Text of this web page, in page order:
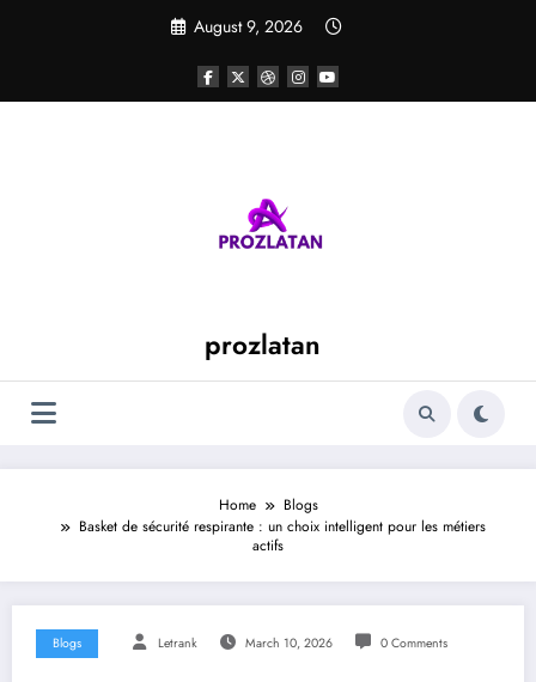
August 9, 2026
prozlatan
Home
Blogs
Basket de sécurité respirante : un choix intelligent pour les métiers
actifs
Blogs Letrank March 10, 2026 0 Comments